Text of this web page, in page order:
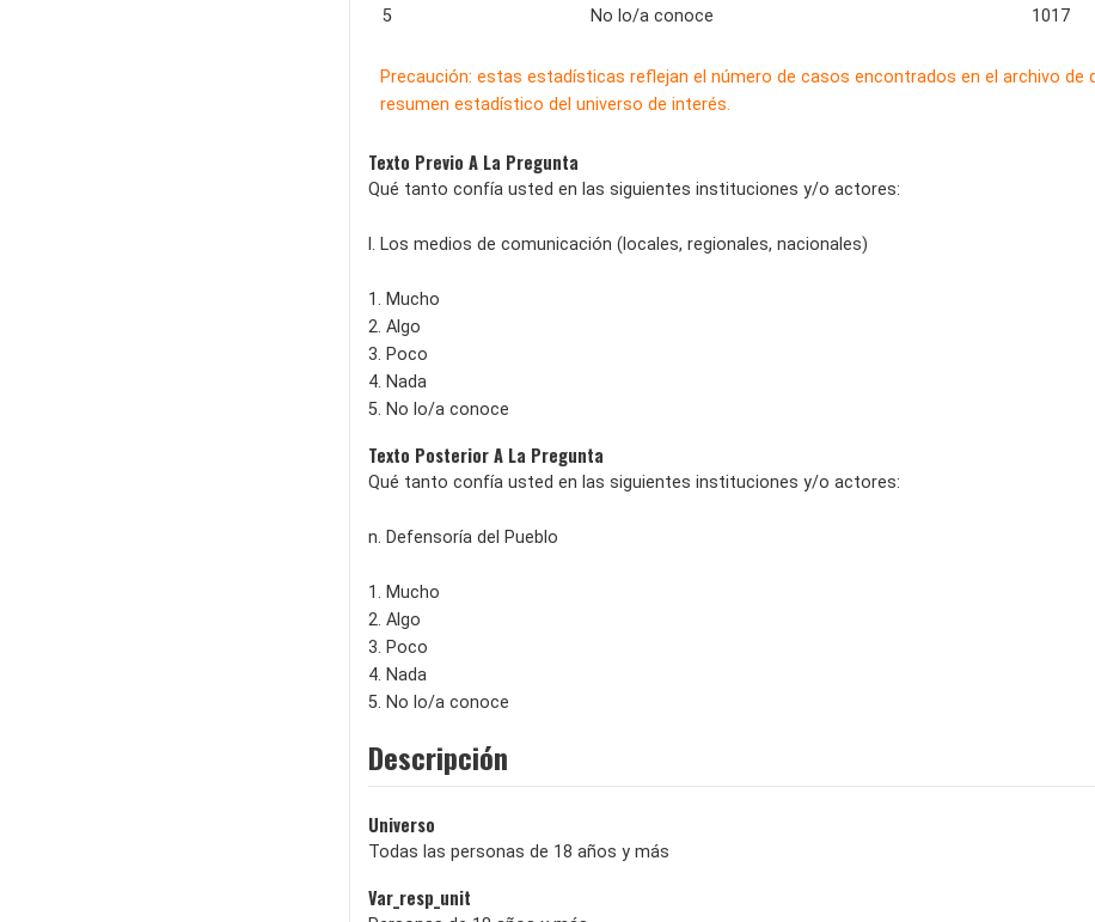
5 No lo/a conoce 1017
Precaución: estas estadísticas reflejan el número de casos encontrados en el archivo
resumen estadístico del universo de interés.
Texto Previo A La Pregunta
Qué tanto confía usted en las siguientes instituciones y/o actores:
l. Los medios de comunicación (locales, regionales, nacionales)
1. Mucho
2. Algo
3. Poco
4. Nada
5. No lo/a conoce
Texto Posterior A La Pregunta
Qué tanto confía usted en las siguientes instituciones y/o actores:
n. Defensoría del Pueblo
1. Mucho
2. Algo
3. Poco
4. Nada
5. No lo/a conoce
Descripción
Universo
Todas las personas de 18 años y más
Var_resp_unit